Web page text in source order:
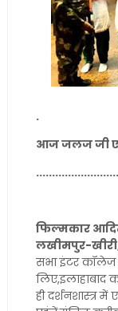
.
आज जलज जी
फिल्मकार
लखीमपुर-
सभा इंटर कॉलेज
लिए,इलाहाबाद
ही दर्शनशास्त्र